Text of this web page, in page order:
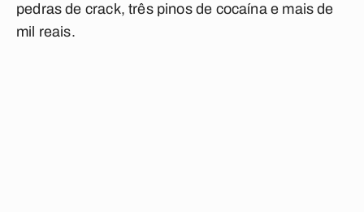
pedras de crack, três pinos de cocaína e mais de
mil reais.